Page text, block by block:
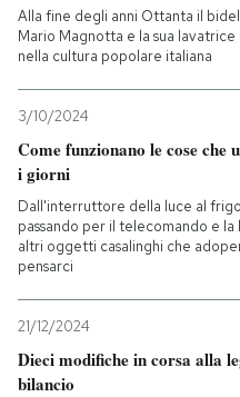
SHOP
AREA PERSONALE
Entra
Alla fine degli anni Ottanta il
Mario Magnotta e la sua
nella cultura popolare italiana
3/10/2024
Come funzionano le cose che
i giorni
Dall'interruttore della luce al
passando per il telecomando e la
altri oggetti casalinghi che
pensarci
21/12/2024
Dieci modifiche in corsa alla
bilancio